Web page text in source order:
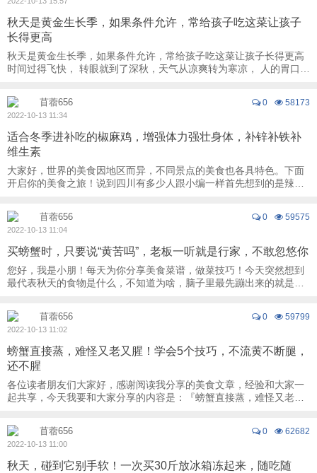
秋天是黄金生长季，如果条件允许，常给孩子吃这菜让孩子
长得更高
秋天是黄金生长季，如果条件允许，常给孩子吃这菜让孩子长得更高
时间过得飞快， 转眼就到了深秋，天气从凉爽转为寒凉， 人的胃口也
0 58173
苜蓿656
2022-10-13 11:34
适合冬季进补吃的椒麻鸡，增强体力强壮身体，补锌补铁补
维生素
大家好，世界的美食因地区而异，不同景点的美食也各具特色。下面
开启你的美食之旅！说到四川有多少人跟小编一样首先想到的是辣，
0 59575
苜蓿656
2022-10-13 11:04
买螃蟹时，只要说“黄苦吗”，老板一听就是行家，不敢忽悠你
您好，我是小朋！每天为你分享美食菜谱，做菜技巧！今天突然想到
最代表秋天的食物是什么，不知道为啥，脑子里最先蹦出来的就是螃
0 59799
苜蓿656
2022-10-13 11:02
螃蟹直接蒸，难怪又老又腥！学会5个技巧，不流黄不断腿，
还不腥
各位读者朋友们大家好，感谢阅读我分享的美食文章，经验和大家一
起共享，今天我要和大家分享的内容是：『螃蟹直接蒸，难怪又老又
0 62682
苜蓿656
2022-10-13 11:00
秋天，碰到它别手软！一次买30斤放冰箱冻起来，随吃随